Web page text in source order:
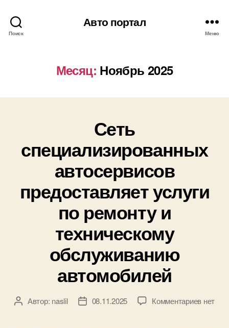
Поиск
Авто портал
Меню
Месяц: Ноябрь 2025
Сеть
специализированных
автосервисов
предоставляет услуги
по ремонту и
техническому
обслуживанию
автомобилей
АвторАвтор: naslil
Дата08.11.2025 Комментариевкнет